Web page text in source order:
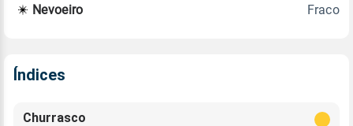
Nevoeiro Fraco
Índices
Churrasco